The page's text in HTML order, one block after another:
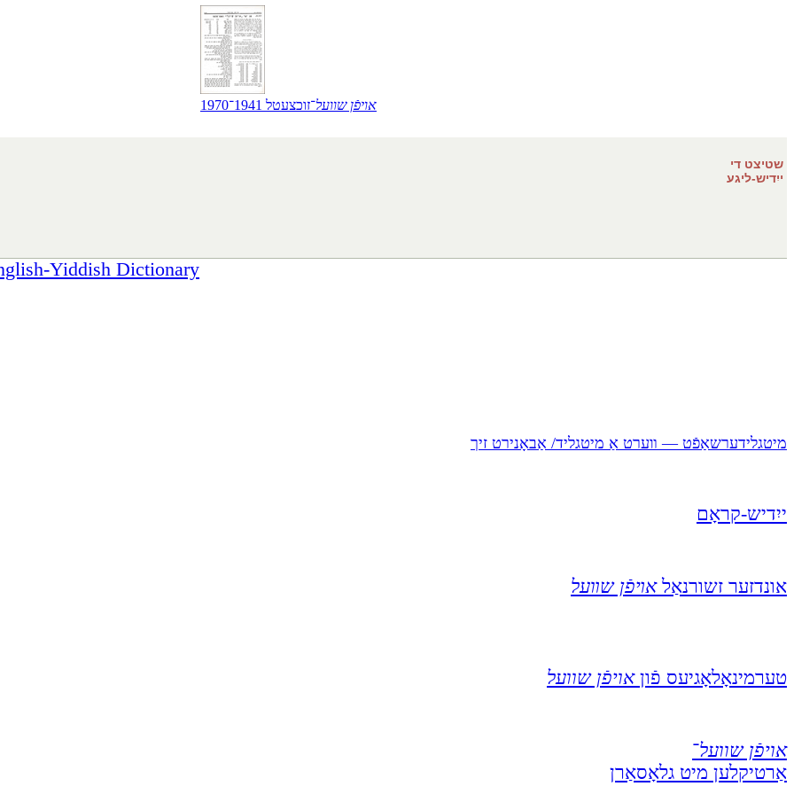
אויפֿן שוועל־זוכצעטל 1941־1970
שטיצט די
ייִדיש-ליגע
Yiddish Dictionary
מיטגלידערשאַפֿט — װערט אַ מיטגליד/ אַבאָנירט זיך
ייִדיש-קראָם
אונדזער זשורנאַלאױפֿן שװעל
טערמינאָלאָגיעס פֿוןאויפֿן שוועל
אויפֿן שוועל־
אַרטיקלען מיט גלאָסאַרן